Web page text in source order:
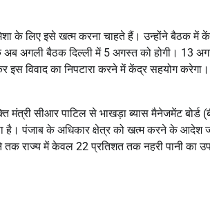
के लिए इसे खत्म करना चाहते हैं। उन्होंने बैठक में
अगली बैठक दिल्ली में 5 अगस्त को होगी। 13
विवाद का निपटारा करने में केंद्र सहयोग करेगा।
सीआर पाटिल से भाखड़ा ब्यास मैनेजमेंट बोर्ड
है। पंजाब के अधिकार क्षेत्र को खत्म करने के आदेश
राज्य में केवल 22 प्रतिशत तक नहरी पानी का